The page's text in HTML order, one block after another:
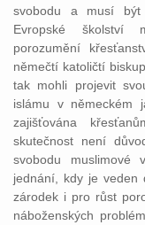
svobodu a musí být
Evropské školství
porozumění
němečtí katoličtí
tak mohli projevit
islámu v německém
zajišťována
skutečnost není
svobodu muslimové
jednání, kdy je veden
zárodek i pro růst
náboženských